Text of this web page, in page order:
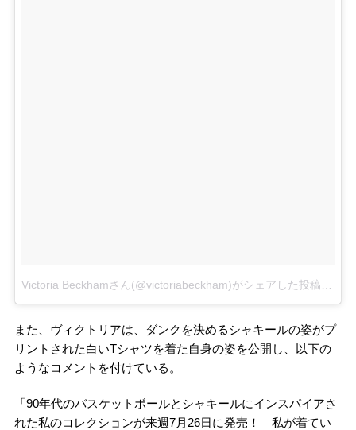
また、ヴィクトリアは、ダンクを決めるシャキールの姿がプ
リントされた白いTシャツを着た自身の姿を公開し、以下の
ようなコメントを付けている。
「90年代のバスケットボールとシャキールにインスパイアさ
れた私のコレクションが来週7月26日に発売！ 私が着てい